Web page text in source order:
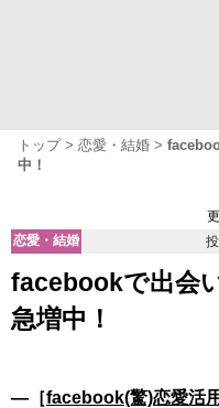
トップ 恋愛・結婚
中！
恋愛・結婚
facebookで出会
急増中！
―［facebook(驚)恋愛活